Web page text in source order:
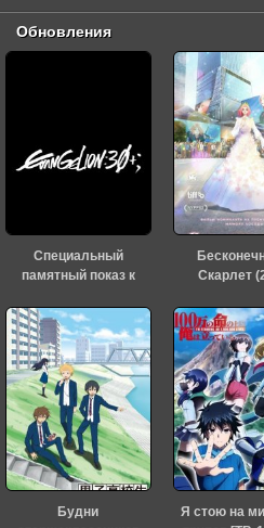
Обновления
Специальный
памятный показ к
«Евангелиона» (2026)
Скарлет
Будни
Я стою на